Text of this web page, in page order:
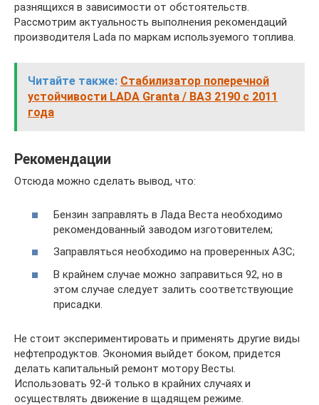
разнящихся в зависимости от обстоятельств.
Рассмотрим актуальность выполнения рекомендаций
производителя Lada по маркам используемого топлива.
Читайте также: Стабилизатор поперечной
устойчивости LADA Granta / ВАЗ 2190 с 2011
года
Рекомендации
Отсюда можно сделать вывод, что:
Бензин заправлять в Лада Веста необходимо
рекомендованный заводом изготовителем;
Заправляться необходимо на проверенных АЗС;
В крайнем случае можно заправиться 92, но в
этом случае следует залить соответствующие
присадки.
Не стоит экспериментировать и применять другие виды
нефтепродуктов. Экономия выйдет боком, придется
делать капитальный ремонт мотору Весты.
Использовать 92-й только в крайних случаях и
осуществлять движение в щадящем режиме.